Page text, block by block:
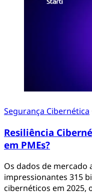
Segurança Cibernética
Resiliência
em PMEs?
Os dados de
impressionantes 315
cibernéticos em 2025,